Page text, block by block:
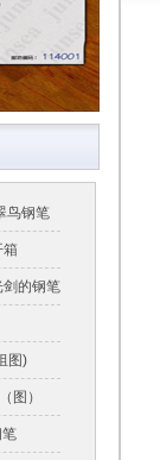
鸟钢笔
箱
剑的钢笔
图)
图）
笔